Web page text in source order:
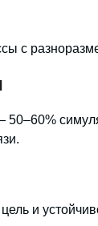
с
50–60%
и